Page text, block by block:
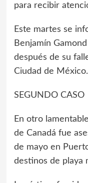
para recibir
Este martes se
Benjamín
después de su
Ciudad de México.
SEGUNDO CASO
En otro
de Canadá fue
de mayo en
destinos de playa